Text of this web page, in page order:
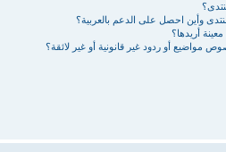
وأين احصل على الدعم بالعربية؟
أريدها؟
مواضيع أو ردود غير قانونية أو غير لائقة؟